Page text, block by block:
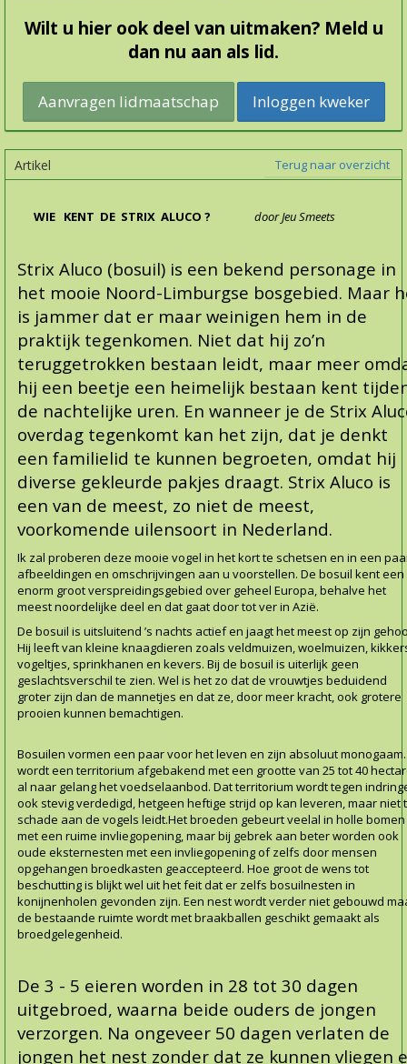
Wilt u hier ook deel van uitmaken? Meld u
dan nu aan als lid.
Inloggen kweker
Terug naar overzicht
Artikel
WIE KENT DE STRIX ALUCO ? door Jeu Smeets
Strix Aluco (bosuil) is een bekend personage in
het mooie Noord-Limburgse bosgebied. Maar
is jammer dat er maar weinigen hem in de
praktijk tegenkomen. Niet dat hij zo’n
teruggetrokken bestaan leidt, maar meer
hij een beetje een heimelijk bestaan kent
de nachtelijke uren. En wanneer je de Strix
overdag tegenkomt kan het zijn, dat je denkt
een familielid te kunnen begroeten, omdat hij
diverse gekleurde pakjes draagt. Strix Aluco is
een van de meest, zo niet de meest,
voorkomende uilensoort in Nederland.
Ik zal proberen deze mooie vogel in het kort te schetsen en in een
afbeeldingen en omschrijvingen aan u voorstellen. De bosuil kent een
enorm groot verspreidingsgebied over geheel Europa, behalve het
meest noordelijke deel en dat gaat door tot ver in Azië.
De bosuil is uitsluitend ’s nachts actief en jaagt het meest op zijn
Hij leeft van kleine knaagdieren zoals veldmuizen, woelmuizen,
vogeltjes, sprinkhanen en kevers. Bij de bosuil is uiterlijk geen
geslachtsverschil te zien. Wel is het zo dat de vrouwtjes beduidend
groter zijn dan de mannetjes en dat ze, door meer kracht, ook grotere
prooien kunnen bemachtigen.
Bosuilen vormen een paar voor het leven en zijn absoluut monogaam.
wordt een territorium afgebakend met een grootte van 25 tot40
al naar gelang het voedselaanbod. Dat territorium wordt tegen
ook stevig verdedigd, hetgeen heftige strijd op kan leveren, maar niet
schade aan de vogels leidt.Het broeden gebeurt veelal in holle bomen
met een ruime invliegopening, maar bij gebrek aan beter worden ook
oude eksternesten met een invliegopening of zelfs door mensen
opgehangen broedkasten geaccepteerd. Hoe groot de wens tot
beschutting is blijkt wel uit het feit dat er zelfs bosuilnesten in
konijnenholen gevonden zijn. Een nest wordt verder niet gebouwd
de bestaande ruimte wordt met braakballen geschikt gemaakt als
broedgelegenheid.
De 3 - 5 eieren worden in 28 tot 30 dagen
uitgebroed, waarna beide ouders de jongen
verzorgen. Na ongeveer 50 dagen verlaten de
jongen het nest zonder dat ze kunnen vliegen